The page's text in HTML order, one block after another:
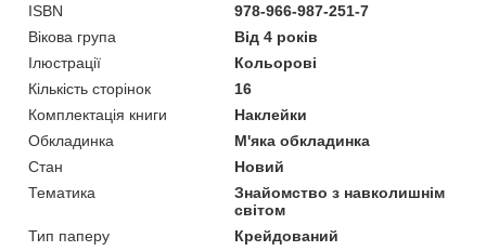
ISBN
978-966-987-251-7
Вікова група
Від 4 років
Ілюстрації
Кольорові
Кількість сторінок
16
Комплектація книги
Наклейки
Обкладинка
М'яка обкладинка
Стан
Новий
Тематика
Знайомство з навколишнім
світом
Тип паперу
Крейдований